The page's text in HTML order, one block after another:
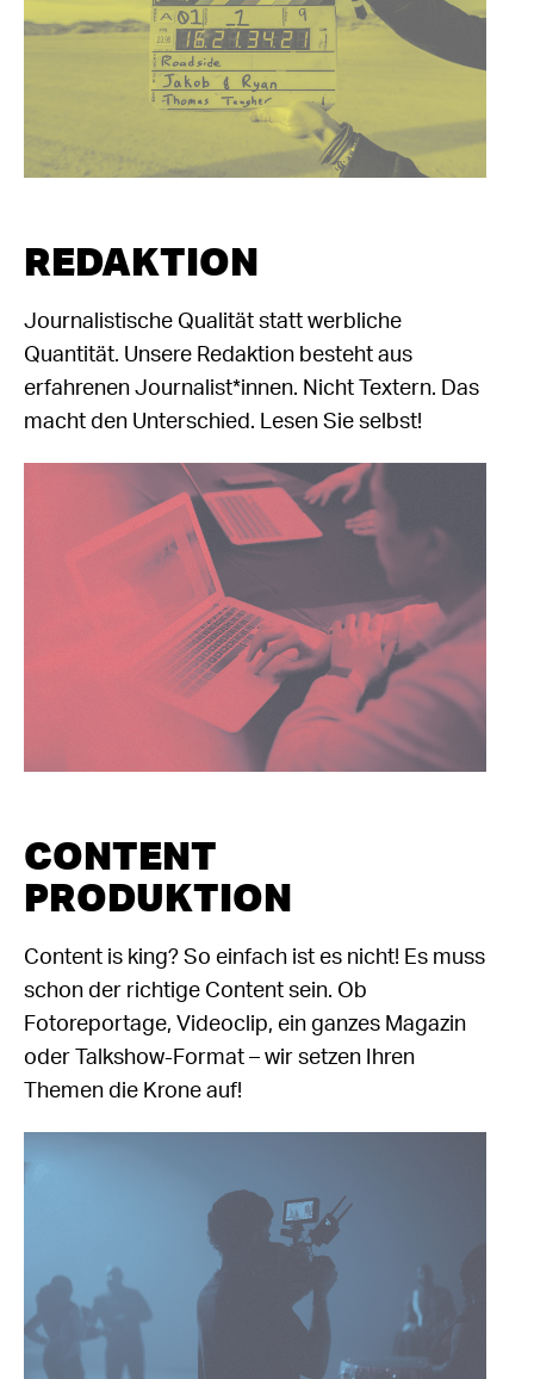
REDAKTION
Journalistische Qualität statt werbliche
Quantität. Unsere Redaktion besteht aus
erfahrenen Journalist*innen. Nicht Textern. Das
macht den Unterschied. Lesen Sie selbst!
CONTENT
PRODUKTION
Content is king? So einfach ist es nicht! Es muss
schon der richtige Content sein. Ob
Fotoreportage, Videoclip, ein ganzes Magazin
oder Talkshow-Format – wir setzen Ihren
Themen die Krone auf!